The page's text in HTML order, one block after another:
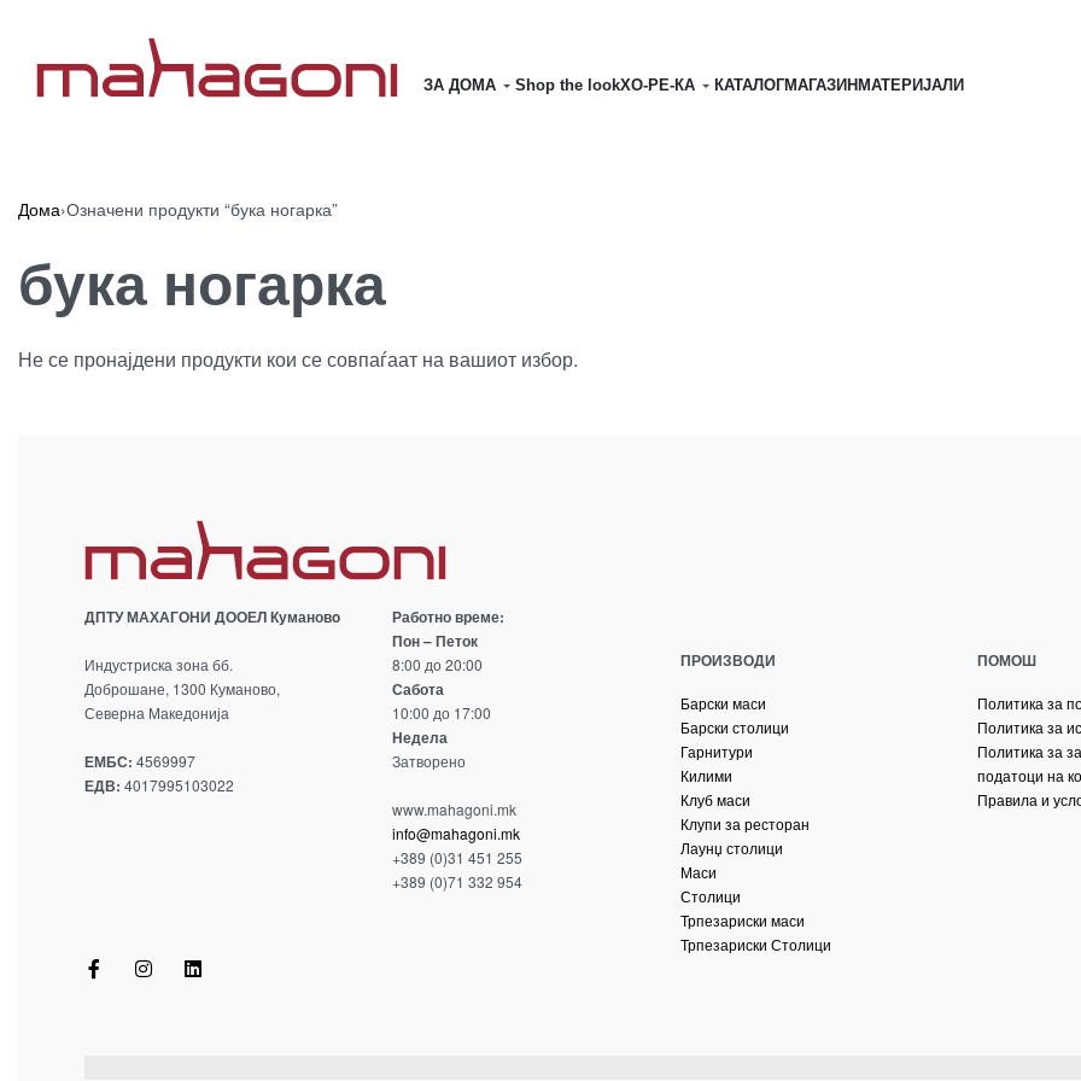
ЗА ДОМА Shop the lookХО-РЕ-КА КАТАЛОГМАГАЗИН MATЕРИЈАЛИ
Дома›Означени продукти “бука ногарка”
бука ногарка
Не се пронајдени продукти кои се совпаѓаат на вашиот избор.
ДПТУ МАХАГОНИ ДООЕЛ Кумановo
Индустриска зона бб.
Доброшане, 1300 Куманово,
Северна Македонија
ЕМБС: 4569997
ЕДВ: 4017995103022
Работно време:
Пон – Петок
8:00 до 20:00
Сабота
10:00 до 17:00
Недела
Затворено
www.mahagoni.mk
info@mahagoni.mk
+389 (0)31 451 255
+389 (0)71 332 954
ПРОИЗВОДИ
Барски маси
Барски столици
Гарнитури
Килими
Клуб маси
Клупи за ресторан
Лаунџ столици
Маси
Столици
Трпезариски маси
Трпезариски Столици
ПОМОШ
Политика за
Политика за
Политика за
податоци на
Правила и